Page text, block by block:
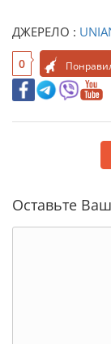
ДЖЕРЕЛО :
0
Оставьте